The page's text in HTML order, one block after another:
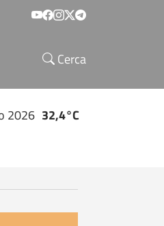
Social menu
Cerca
2026 32,4°C